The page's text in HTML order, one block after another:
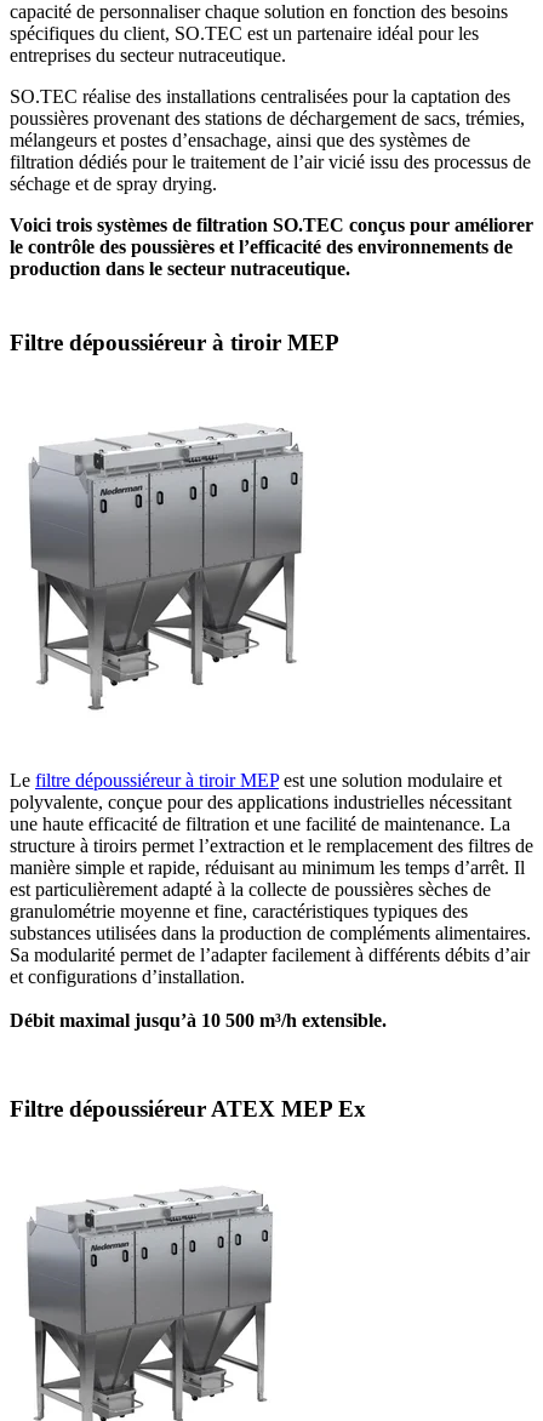
capacité de personnaliser chaque solution en fonction des besoins
spécifiques du client, SO.TEC est un partenaire idéal pour les
entreprises du secteur nutraceutique.
SO.TEC réalise des installations centralisées pour la captation des
poussières provenant des stations de déchargement de sacs, trémies,
mélangeurs et postes d’ensachage, ainsi que des systèmes de
filtration dédiés pour le traitement de l’air vicié issu des processus de
séchage et de spray drying.
Voici trois systèmes de filtration SO.TEC conçus pour améliorer
le contrôle des poussières et l’efficacité des environnements de
production dans le secteur nutraceutique.
Filtre dépoussiéreur à tiroir MEP
Le filtre dépoussiéreur à tiroir MEPest une solution modulaire et
polyvalente, conçue pour des applications industrielles nécessitant
une haute efficacité de filtration et une facilité de maintenance. La
structure à tiroirs permet l’extraction et le remplacement des filtres de
manière simple et rapide, réduisant au minimum les temps d’arrêt. Il
est particulièrement adapté à la collecte de poussières sèches de
granulométrie moyenne et fine, caractéristiques typiques des
substances utilisées dans la production de compléments alimentaires.
Sa modularité permet de l’adapter facilement à différents débits d’air
et configurations d’installation.
Débit maximal jusqu’à 10 500 m³/h extensible.
Filtre dépoussiéreur ATEX MEP Ex